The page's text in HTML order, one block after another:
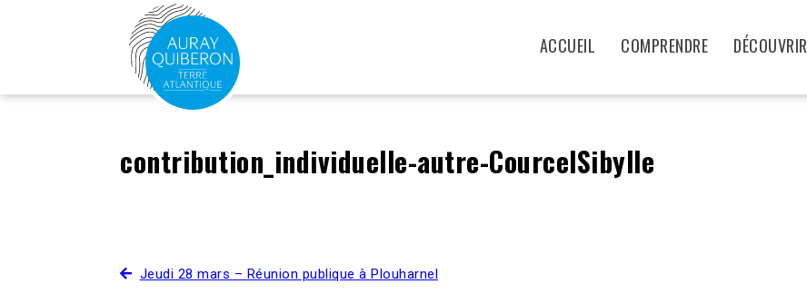
ACCUEIL COMPRENDRE DÉCOUVRIR
contribution_individuelle-autre-CourcelSibylle
Jeudi 28 mars – Réunion publique à Plouharnel